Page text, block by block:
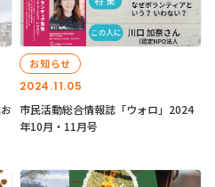
2024.11.05
お知らせ
市民活動総合情報誌「ウォロ」2024
年10月・11月号